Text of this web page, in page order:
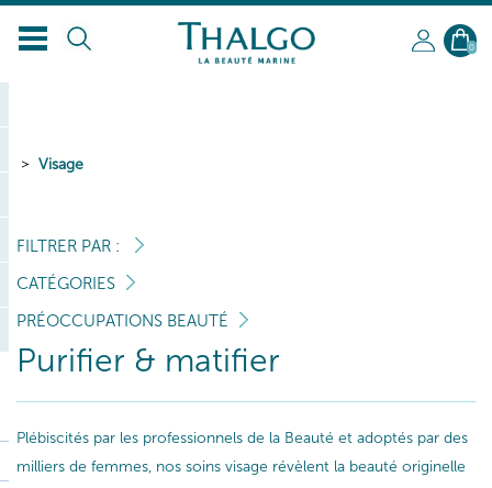
FR
0
Visage
FILTRER PAR :
CATÉGORIES
PRÉOCCUPATIONS BEAUTÉ
Purifier & matifier
Plébiscités par les professionnels de la Beauté et adoptés par des
milliers de femmes, nos soins visage révèlent la beauté originelle